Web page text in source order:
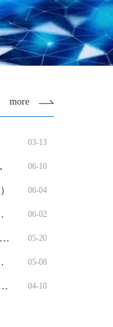
more
03-13
代高校… 06-10
06-04
综合考核方案 06-02
地球科学学院 2026 年度博士生招生考试综合考核方案 05-20
个个会应急… 05-08
展和安全，护航‘十五五’新征程” —… 04-10